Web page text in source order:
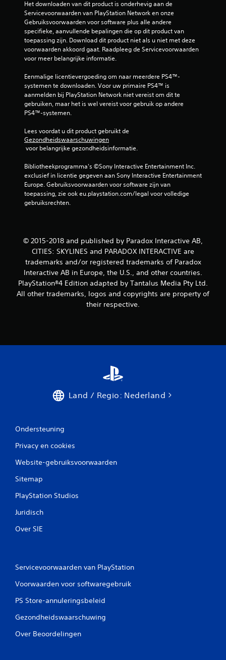
Het downloaden van dit product is onderhevig aan de
Servicevoorwaarden van PlayStation Network en onze
Gebruiksvoorwaarden voor software plus alle andere
specifieke, aanvullende bepalingen die op dit product van
toepassing zijn. Download dit product niet als u niet met deze
voorwaarden akkoord gaat. Raadpleeg de Servicevoorwaarden
voor meer belangrijke informatie.
Eenmalige licentievergoeding om naar meerdere PS4™-
systemen te downloaden. Voor uw primaire PS4™ is
aanmelden bij PlayStation Network niet vereist om dit te
gebruiken, maar het is wel vereist voor gebruik op andere
PS4™-systemen.
Lees voordat u dit product gebruikt de
Gezondheidswaarschuwingen
voor belangrijke gezondheidsinformatie.
Bibliotheekprogramma's ©Sony Interactive Entertainment Inc.
exclusief in licentie gegeven aan Sony Interactive Entertainment
Europe. Gebruiksvoorwaarden voor software zijn van
toepassing, zie ook eu.playstation.com/legal voor volledige
gebruiksrechten.
© 2015-2018 and published by Paradox Interactive AB,
CITIES: SKYLINES and PARADOX INTERACTIVE are
trademarks and/or registered trademarks of Paradox
Interactive AB in Europe, the U.S., and other countries.
PlayStation®4 Edition adapted by Tantalus Media Pty Ltd.
All other trademarks, logos and copyrights are property of
their respective.
Land / Regio: Nederland
Ondersteuning
Privacy en cookies
Website-gebruiksvoorwaarden
Sitemap
PlayStation Studios
Juridisch
Over SIE
Servicevoorwaarden van PlayStation
Voorwaarden voor softwaregebruik
PS Store-annuleringsbeleid
Gezondheidswaarschuwing
Over Beoordelingen